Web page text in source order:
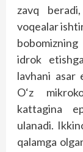
zavq
voqealar
idrok
lavhani asar
O‘z
kattagina
ulanadi.
qalamga